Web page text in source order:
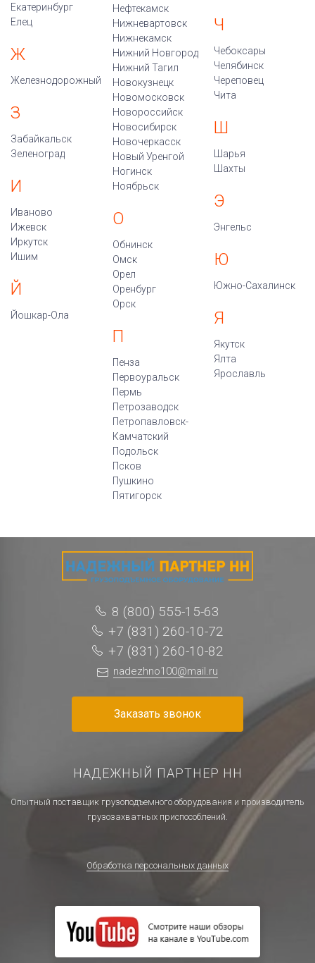
Екатеринбург
Елец
Ж
Железнодорожный
З
Забайкальск
Зеленоград
И
Иваново
Ижевск
Иркутск
Ишим
Й
Йошкар-Ола
Нефтекамск
Нижневартовск
Нижнекамск
Нижний Новгород
Нижний Тагил
Новокузнецк
Новомосковск
Новороссийск
Новосибирск
Новочеркасск
Новый Уренгой
Ногинск
Ноябрьск
О
Обнинск
Омск
Орел
Оренбург
Орск
П
Пенза
Первоуральск
Пермь
Петрозаводск
Петропавловск-
Камчатский
Подольск
Псков
Пушкино
Пятигорск
Ч
Чебоксары
Челябинск
Череповец
Чита
Ш
Шарья
Шахты
Э
Энгельс
Ю
Южно-Сахалинск
Я
Якутск
Ялта
Ярославль
8 (800) 555-15-63
+7 (831) 260-10-72
+7 (831) 260-10-82
nadezhno100@mail.ru
Заказать звонок
НАДЕЖНЫЙ ПАРТНЕР НН
Опытный поставщик грузоподъемного оборудования и производитель
грузозахватных приспособлений.
Обработка персональных данных